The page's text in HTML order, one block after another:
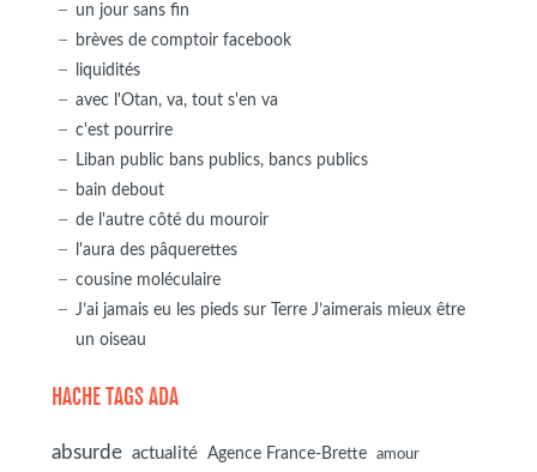
un jour sans fin
brèves de comptoir facebook
liquidités
avec l'Otan, va, tout s'en va
c'est pourrire
Liban public bans publics, bancs publics
bain debout
de l'autre côté du mouroir
l'aura des pâquerettes
cousine moléculaire
J’ai jamais eu les pieds sur Terre J’aimerais mieux être
un oiseau
HACHE TAGS ADA
absurde actualité Agence France-Brette amour